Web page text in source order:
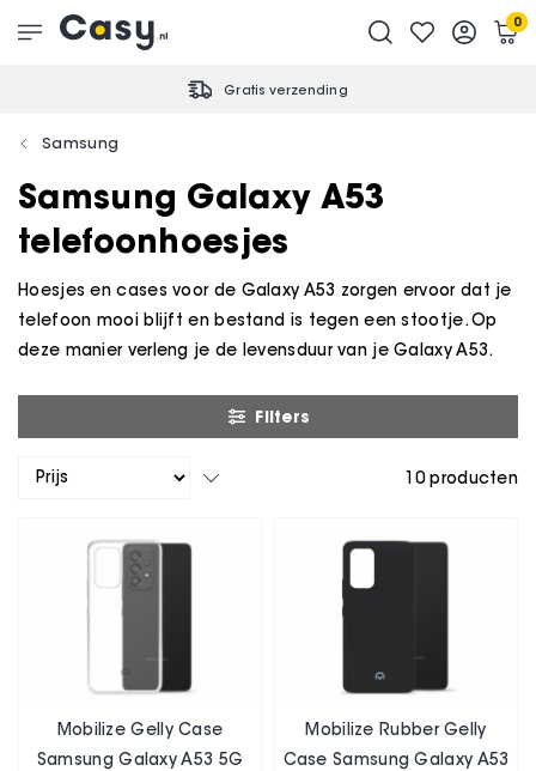
Gratis verzending
0
Samsung
Samsung Galaxy A53
telefoonhoesjes
Hoesjes en cases voor de Galaxy A53 zorgen ervoor dat je
telefoon mooi blijft en bestand is tegen een stootje. Op
deze manier verleng je de levensduur van je Galaxy A53.
Filters
10producten
Mobilize Gelly Case
Samsung Galaxy A53 5G
Mobilize Rubber Gelly
Case Samsung Galaxy A53